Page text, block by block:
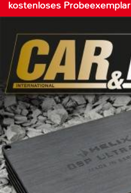
kostenloses Probeexemplar